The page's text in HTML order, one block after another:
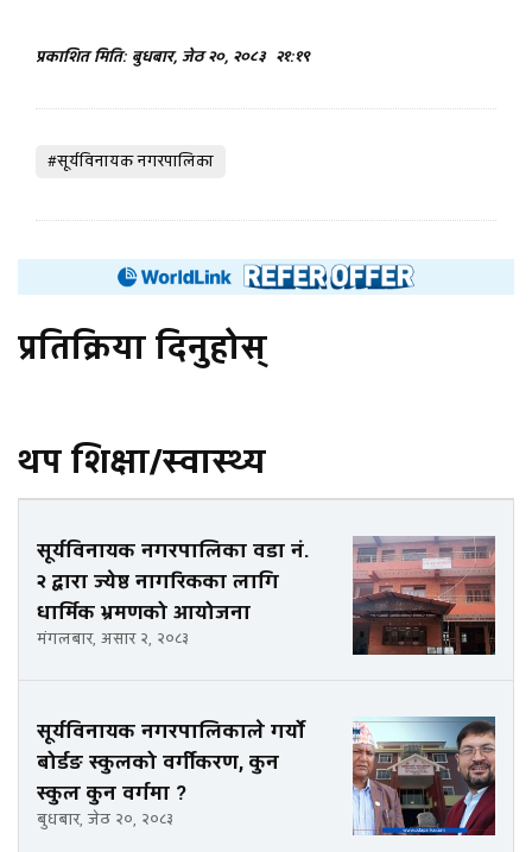
प्रकाशित मिति: बुधबार, जेठ २०, २०८३ २१:१९
#सूर्यविनायक नगरपालिका
प्रतिक्रिया दिनुहोस्
थप शिक्षा/स्वास्थ्य
सूर्यविनायक नगरपालिका वडा नं.
२ द्वारा ज्येष्ठ नागरिकका लागि
धार्मिक भ्रमणको आयोजना
मंगलबार, असार २, २०८३
सूर्यविनायक नगरपालिकाले गर्यो
बोर्डङ स्कुलको वर्गीकरण, कुन
स्कुल कुन वर्गमा ?
बुधबार, जेठ २०, २०८३